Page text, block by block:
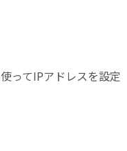
ってIPアドレスを設定